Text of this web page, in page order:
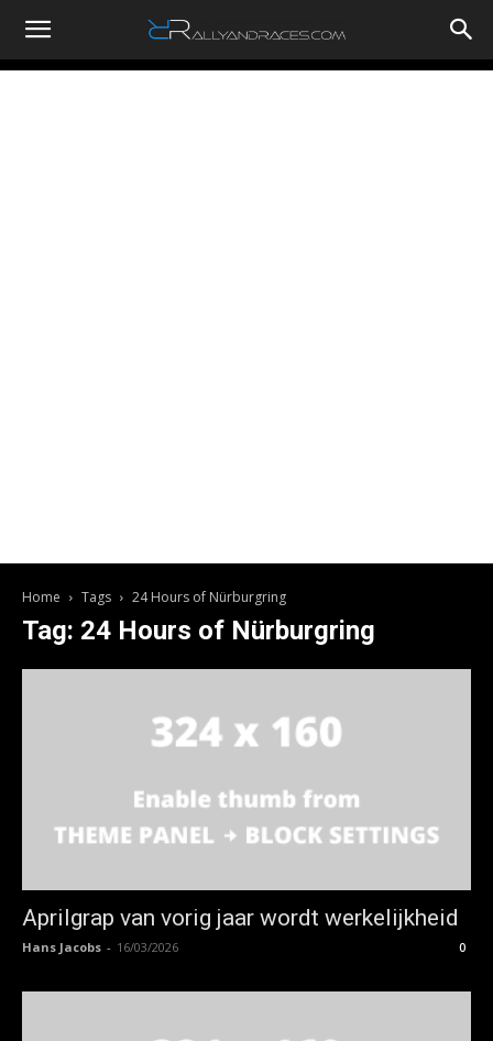
RallyandRaces.com
Home Tags 24 Hours of Nürburgring
Tag: 24 Hours of Nürburgring
Aprilgrap van vorig jaar wordt werkelijkheid
Hans Jacobs - 16/03/2026 0